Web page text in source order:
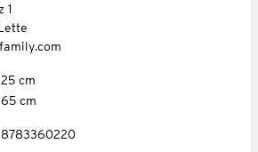
1
25 cm
65 cm
8783360220